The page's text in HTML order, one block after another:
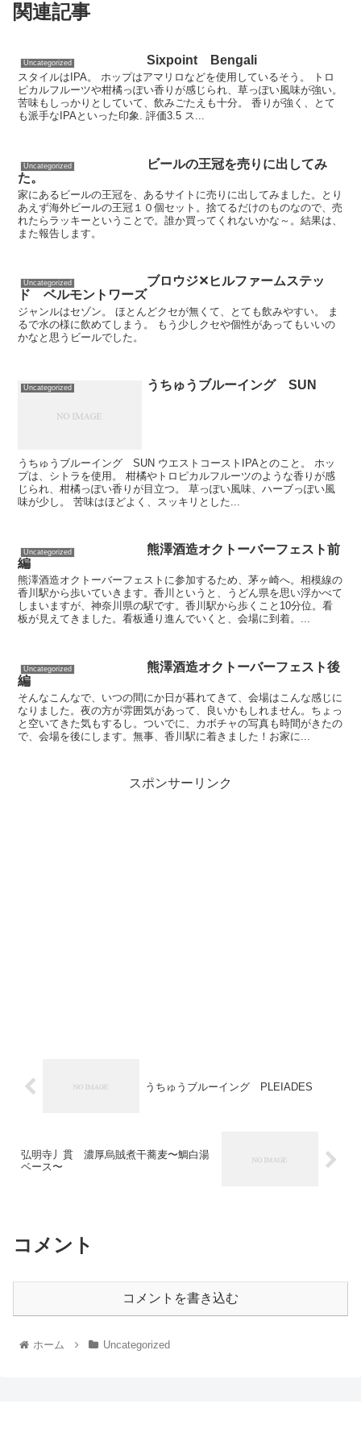
関連記事
Uncategorized Sixpoint Bengali
スタイルはIPA。 ホップはアマリロなどを使用しているそう。 トロ
ピカルフルーツや柑橘っぽい香りが感じられ、草っぽい風味が強い。
苦味もしっかりとしていて、飲みごたえも十分。 香りが強く、とて
も派手なIPAといった印象. 評価3.5 ス...
Uncategorized
ビールの王冠を売りに出してみ
た。
家にあるビールの王冠を、あるサイトに売りに出してみました。とり
あえず海外ビールの王冠１０個セット。捨てるだけのものなので、売
れたらラッキーということで。誰か買ってくれないかな～。結果は、
また報告します。
Uncategorized
ブロウジ✕ヒルファームステッ
ド ベルモントワーズ
ジャンルはセゾン。 ほとんどクセが無くて、とても飲みやすい。 ま
るで水の様に飲めてしまう。 もう少しクセや個性があってもいいの
かなと思うビールでした。
Uncategorized うちゅうブルーイング SUN
うちゅうブルーイング SUN ウエストコーストIPAとのこと。 ホッ
プは、シトラを使用。 柑橘やトロピカルフルーツのような香りが感
じられ、柑橘っぽい香りが目立つ。 草っぽい風味、ハーブっぽい風
味が少し。 苦味はほどよく、スッキリとした...
Uncategorized
熊澤酒造オクトーバーフェスト前
編
熊澤酒造オクトーバーフェストに参加するため、茅ヶ崎へ。相模線の
香川駅から歩いていきます。香川というと、うどん県を思い浮かべて
しまいますが、神奈川県の駅です。香川駅から歩くこと10分位。看
板が見えてきました。看板通り進んでいくと、会場に到着。...
Uncategorized
熊澤酒造オクトーバーフェスト後
編
そんなこんなで、いつの間にか日が暮れてきて、会場はこんな感じに
なりました。夜の方が雰囲気があって、良いかもしれません。ちょっ
と空いてきた気もするし。ついでに、カボチャの写真も時間がきたの
で、会場を後にします。無事、香川駅に着きました！お家に...
スポンサーリンク
うちゅうブルーイング PLEIADES
弘明寺丿貫 濃厚烏賊煮干蕎麦〜鯛白湯
ベース〜
コメント
コメントを書き込む
ホーム Uncategorized